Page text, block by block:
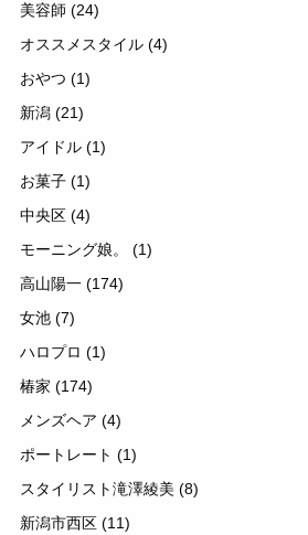
美容師 (24)
オススメスタイル (4)
おやつ (1)
新潟 (21)
アイドル (1)
お菓子 (1)
中央区 (4)
モーニング娘。 (1)
高山陽一 (174)
女池 (7)
ハロプロ (1)
椿家 (174)
メンズヘア (4)
ポートレート (1)
スタイリスト滝澤綾美 (8)
新潟市西区 (11)